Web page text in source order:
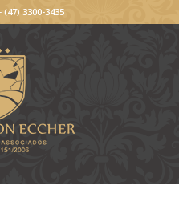
(47) 3300-3435